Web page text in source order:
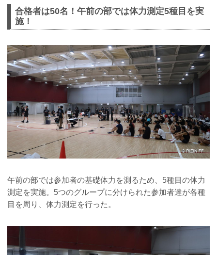
合格者は50名！午前の部では体力測定5種目を実
施！
午前の部では参加者の基礎体力を測るため、5種目の体力
測定を実施。5つのグループに分けられた参加者達が各種
目を周り、体力測定を行った。